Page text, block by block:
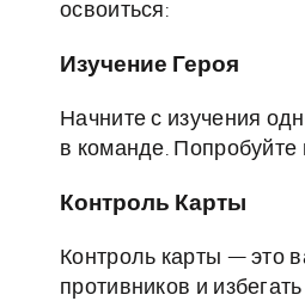
освоиться:
Изучение Героя
Начните с изучения
в команде. Попробуйте
Контроль Карты
Контроль карты — это
противников и